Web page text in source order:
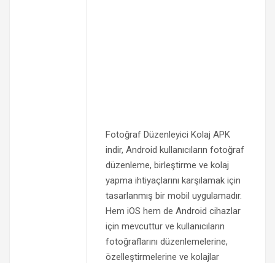
Fotoğraf Düzenleyici Kolaj APK
indir, Android kullanıcıların fotoğraf
düzenleme, birleştirme ve kolaj
yapma ihtiyaçlarını karşılamak için
tasarlanmış bir mobil uygulamadır.
Hem iOS hem de Android cihazlar
için mevcuttur ve kullanıcıların
fotoğraflarını düzenlemelerine,
özelleştirmelerine ve kolajlar